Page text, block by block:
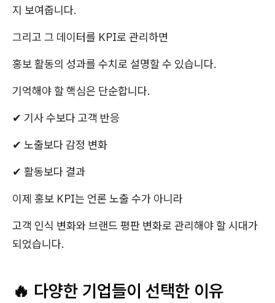
지 보여줍니다.
그리고 그 데이터를 KPI로 관리하면
홍보 활동의 성과를 수치로 설명할 수 있습니다.
기억해야 할 핵심은 단순합니다.
✔ 기사 수보다 고객 반응
✔ 노출보다 감정 변화
✔ 활동보다 결과
이제 홍보 KPI는 언론 노출 수가 아니라
고객 인식 변화와 브랜드 평판 변화로 관리해야 할 시대가
되었습니다.
🔥 다양한 기업들이 선택한 이유